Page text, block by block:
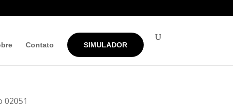
Contato SIMULADOR
02051